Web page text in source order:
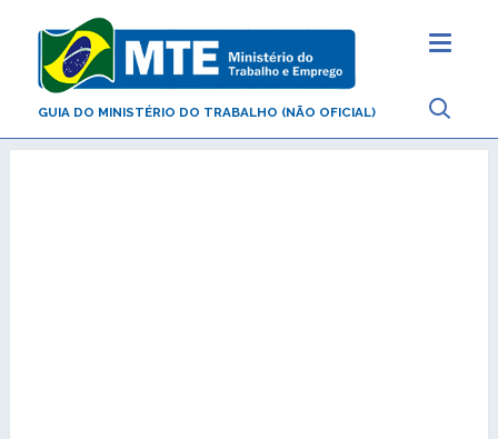
GUIA DO MINISTÉRIO DO TRABALHO (NÃO OFICIAL)